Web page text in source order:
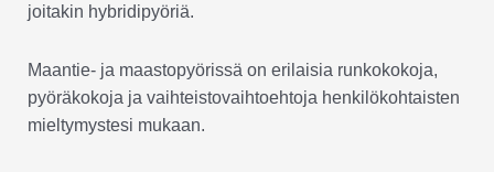
joitakin hybridipyöriä.
Maantie- ja maastopyörissä on erilaisia runkokokoja,
pyöräkokoja ja vaihteistovaihtoehtoja henkilökohtaisten
mieltymystesi mukaan.